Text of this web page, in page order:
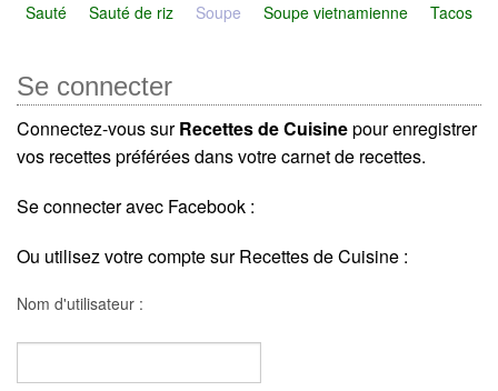
Sauté
Sauté de riz Soupe Soupe vietnamienne Tacos
Se connecter
Connectez-vous surRecettes de Cuisinepour enregistrer
vos recettes préférées dans votre carnet de recettes.
Se connecter avec Facebook :
Ou utilisez votre compte sur Recettes de Cuisine :
Nom d'utilisateur :